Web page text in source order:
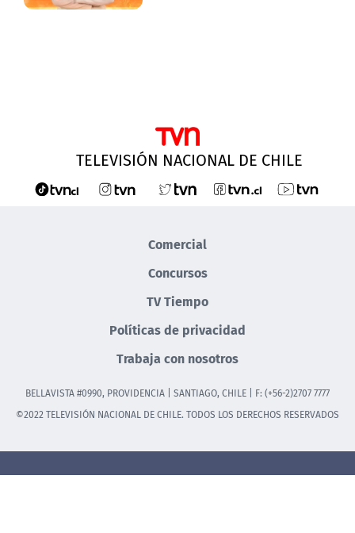
TELEVISIÓN NACIONAL DE CHILE
Comercial
Concursos
TV Tiempo
Políticas de privacidad
Trabaja con nosotros
BELLAVISTA #0990, PROVIDENCIA | SANTIAGO, CHILE | F: (+56-2)2707 7777
©2022 TELEVISIÓN NACIONAL DE CHILE. TODOS LOS DERECHOS RESERVADOS